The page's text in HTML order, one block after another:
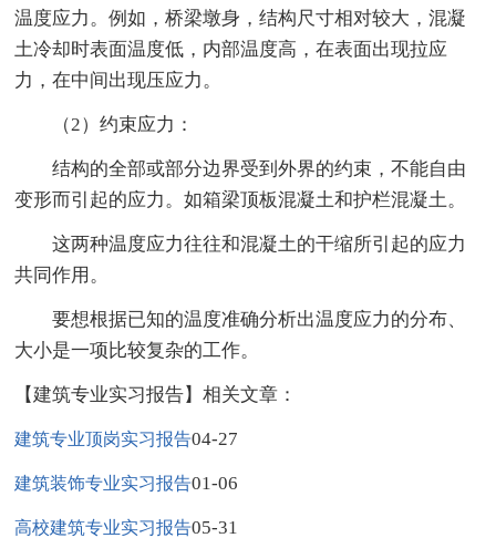
温度应力。例如，桥梁墩身，结构尺寸相对较大，混凝
土冷却时表面温度低，内部温度高，在表面出现拉应
力，在中间出现压应力。
（2）约束应力：
结构的全部或部分边界受到外界的约束，不能自由
变形而引起的应力。如箱梁顶板混凝土和护栏混凝土。
这两种温度应力往往和混凝土的干缩所引起的应力
共同作用。
要想根据已知的温度准确分析出温度应力的分布、
大小是一项比较复杂的工作。
【建筑专业实习报告】相关文章：
建筑专业顶岗实习报告04-27
建筑装饰专业实习报告01-06
高校建筑专业实习报告05-31